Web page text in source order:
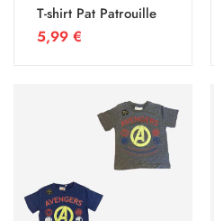
T-shirt Pat Patrouille
5,99 €